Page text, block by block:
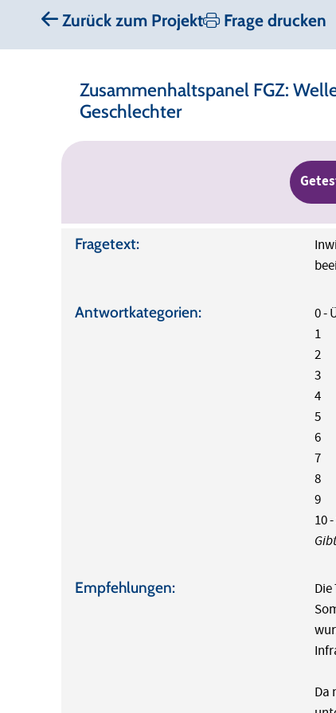
Zurück zum Projekt Frage drucken
Zusammenhaltspanel FGZ:
Geschlechter
Fragetext:
Antwortkategorien:
0 -
1
2
3
4
5
6
7
8
9
10
Empfehlungen:
Da